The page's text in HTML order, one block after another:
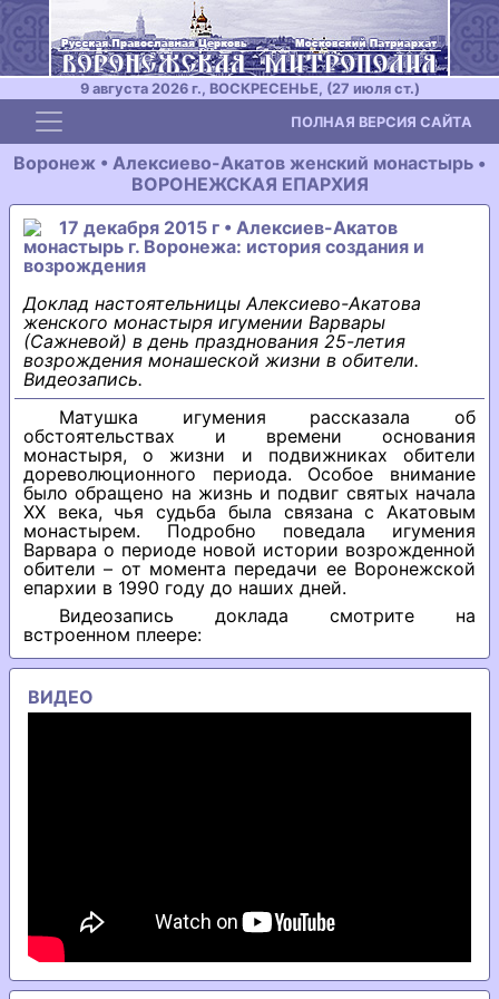
9 августа 2026 г., ВОСКРЕСЕНЬЕ, (27 июля ст.)
Toggle navigation ПОЛНАЯ ВЕРСИЯ САЙТА
Воронеж • Алексиево-Акатов женский монастырь •
ВОРОНЕЖСКАЯ ЕПАРХИЯ
17 декабря 2015 г • Алексиев-Акатов
монастырь г. Воронежа: история создания и
возрождения
Доклад настоятельницы Алексиево-Акатова
женского монастыря игумении Варвары
(Сажневой) в день празднования 25-летия
возрождения монашеской жизни в обители.
Видеозапись.
Матушка игумения рассказала об
обстоятельствах и времени основания
монастыря, о жизни и подвижниках обители
дореволюционного периода. Особое внимание
было обращено на жизнь и подвиг святых начала
ХХ века, чья судьба была связана с Акатовым
монастырем. Подробно поведала игумения
Варвара о периоде новой истории возрожденной
обители – от момента передачи ее Воронежской
епархии в 1990 году до наших дней.
Видеозапись доклада смотрите на
встроенном плеере:
ВИДЕО